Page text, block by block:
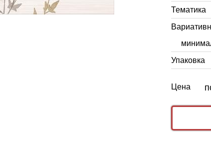
Тематика
Упаковка
Цена